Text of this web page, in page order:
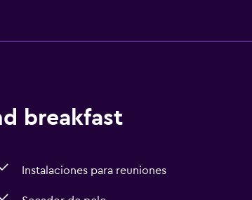
breakfast
Instalaciones para reuniones